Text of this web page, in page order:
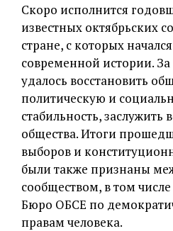
Скоро исполнится
известных октябрьских
стране, с которых
современной истории.
удалось восстановить
политическую и
стабильность, заслужить
общества. Итоги
выборов и
были также признаны
сообществом, в том
Бюро ОБСЕ по
правам человека.